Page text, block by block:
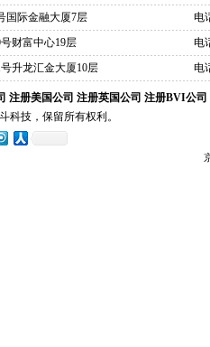
国际金融大厦7层
电
财富中心19层
电
升龙汇金大厦10层 电
注册美国公司 注册英国公司 注册BVI公司
科技，保留所有权利。